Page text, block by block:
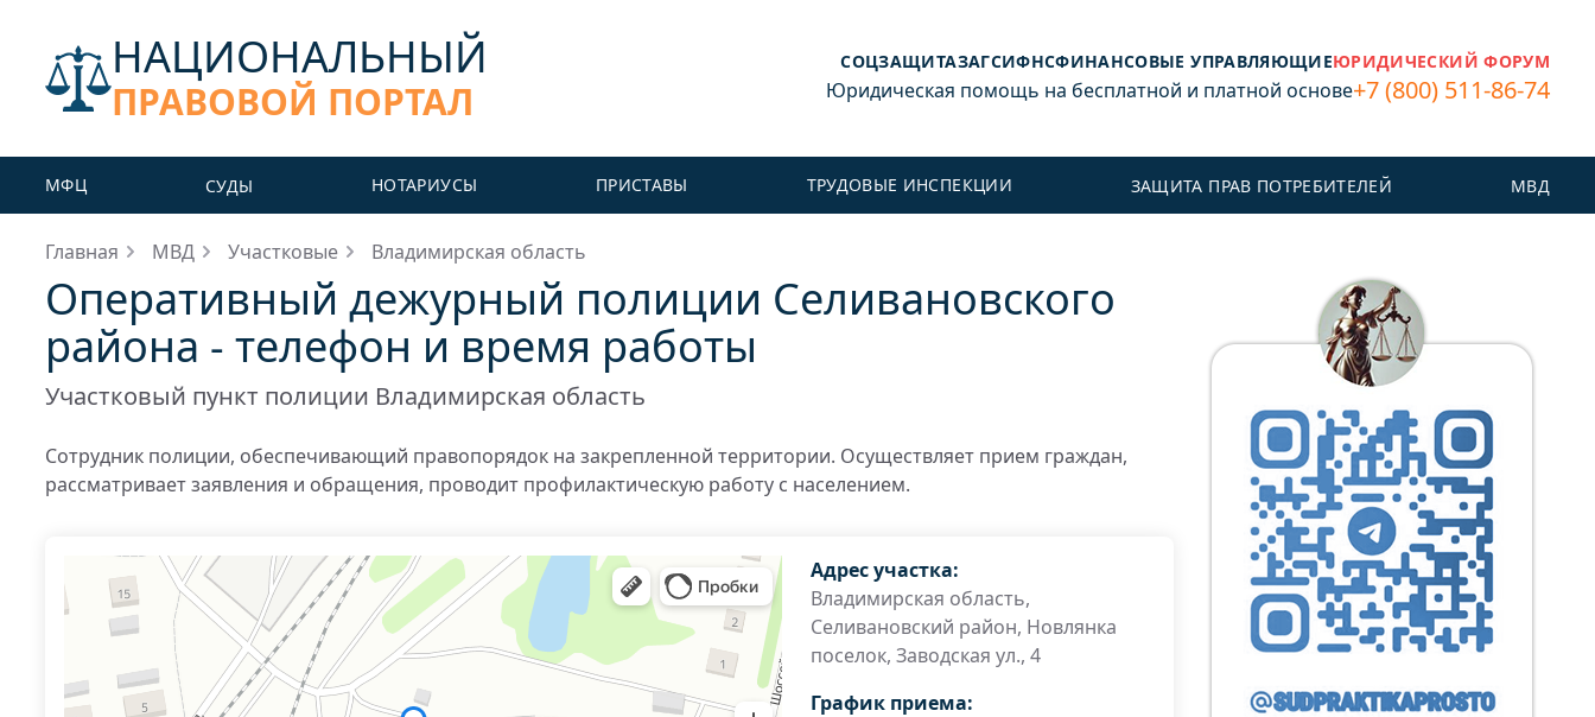
НАЦИОНАЛЬНЫЙ
ПРАВОВОЙ ПОРТАЛ
СОЦЗАЩИТАЗАГСИФНСФИНАНСОВЫЕ УПРАВЛЯЮЩИЕЮРИДИЧЕСКИЙ ФОРУМ
Юридическая помощь на бесплатной и платной основе+7 (800) 511-86-74
МФЦ СУДЫ НОТАРИУСЫ ПРИСТАВЫ ТРУДОВЫЕ ИНСПЕКЦИИ ЗАЩИТА ПРАВ ПОТРЕБИТЕЛЕЙ МВД
Главная МВД Участковые Владимирская область
Оперативный дежурный полиции Селивановского
района - телефон и время работы
Участковый пункт полиции Владимирская область
Сотрудник полиции, обеспечивающий правопорядок на закрепленной территории. Осуществляет прием граждан,
рассматривает заявления и обращения, проводит профилактическую работу с населением.
Адрес участка:
Владимирская область,
Селивановский район, Новлянка
поселок, Заводская ул., 4
График приема: